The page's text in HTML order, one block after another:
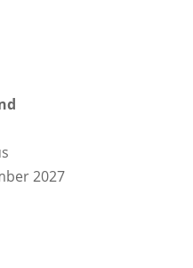
2027